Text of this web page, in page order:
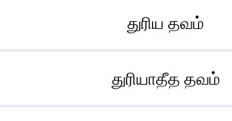
துரிய தவம்
துரியாதீத தவம்